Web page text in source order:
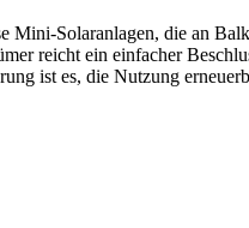
Solaranlagen, die an
reicht ein einfacher
ist es, die Nutzung